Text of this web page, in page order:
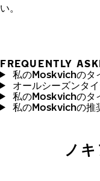
い。
FREQUENTLY
私のMoskvichのタ
オールシーズンタ
私のMoskvichのタ
私のMoskvichの推
ノ